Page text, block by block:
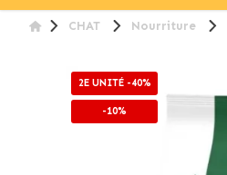
CHAT Nourriture
2E UNITÉ -40%
-10%